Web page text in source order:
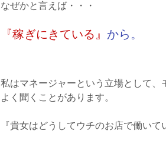
なぜかと言えば・・・
『稼ぎにきている』 から。
私はマネージャーという立場として
よく聞くことがあります。
『貴女はどうしてウチのお店で働いて